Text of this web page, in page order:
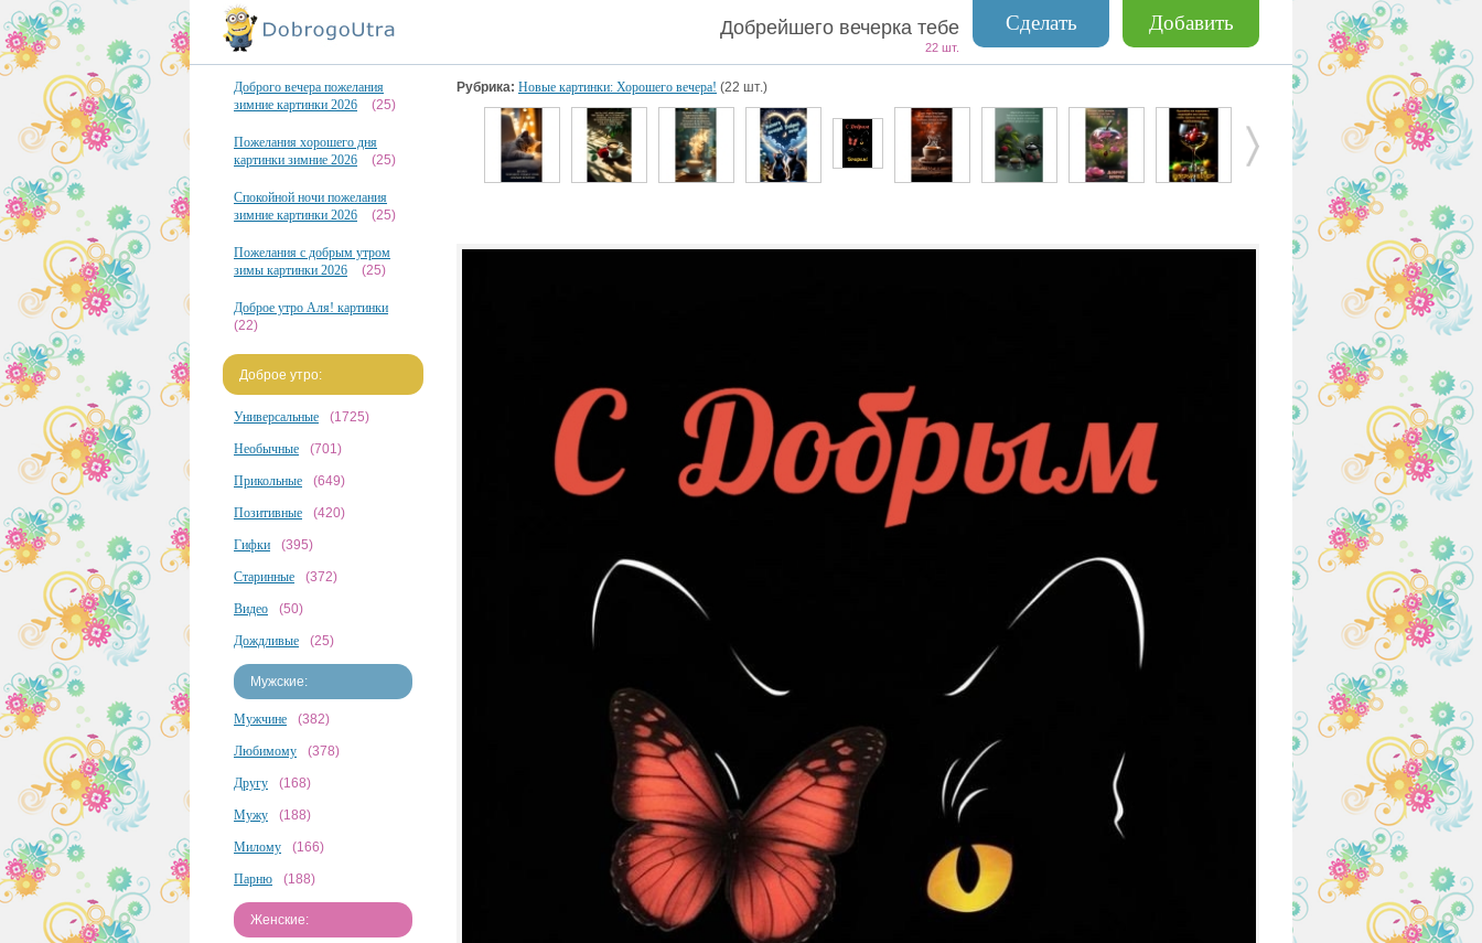
Добавить
Сделать
Добрейшего вечерка тебе
22 шт.
Доброго вечера пожелания
зимние картинки 2026
(25)
Пожелания хорошего дня
картинки зимние 2026
(25)
Спокойной ночи пожелания
зимние картинки 2026
(25)
Пожелания с добрым утром
зимы картинки 2026
(25)
Доброе утро Аля! картинки
(22)
Доброе утро:
Универсальные (1725)
Необычные (701)
Прикольные (649)
Позитивные (420)
Гифки (395)
Старинные (372)
Видео (50)
Дождливые (25)
Мужские:
Мужчине (382)
Любимому (378)
Другу (168)
Мужу (188)
Милому (166)
Парню (188)
Женские:
Рубрика: Новые картинки: Хорошего вечера! (22 шт.)